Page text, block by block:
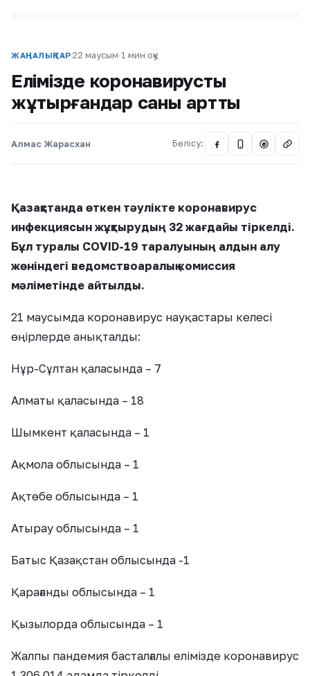
ЖАҢАЛЫҚТАР 22 маусым·1 мин оқу
Елімізде коронавирусты
жұқтырғандар саны артты
Алмас Жарасхан Бөлісу: @
Қазақстанда өткен тәулікте коронавирус
инфекциясын жұқтырудың 32 жағдайы тіркелді.
Бұл туралы COVID-19 таралуының алдын алу
жөніндегі ведомствоаралық комиссия
мәліметінде айтылды.
21 маусымда коронавирус науқастары келесі
өңірлерде анықталды:
Нұр-Сұлтан қаласында – 7
Алматы қаласында – 18
Шымкент қаласында – 1
Ақмола облысында – 1
Ақтөбе облысында – 1
Атырау облысында – 1
Батыс Қазақстан облысында -1
Қарағанды облысында – 1
Қызылорда облысында – 1
Жалпы пандемия басталғалы елімізде коронавирус